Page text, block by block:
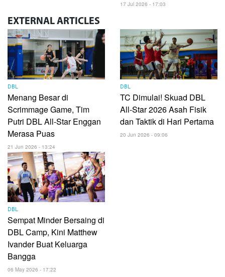
17 Jul 2026 - 17:03
EXTERNAL ARTICLES
DBL
Menang Besar di
Scrimmage Game, Tim
Putri DBL All-Star Enggan
Merasa Puas
21 Jun 2026 - 13:24
DBL
TC Dimulai! Skuad DBL
All-Star 2026 Asah Fisik
dan Taktik di Hari Pertama
20 Jun 2026 - 09:06
DBL
Sempat Minder Bersaing di
DBL Camp, Kini Matthew
Ivander Buat Keluarga
Bangga
06 May 2026 - 17:22